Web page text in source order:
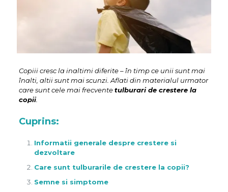
Copiii cresc la inaltimi diferite – în timp ce unii sunt mai
înalti, altii sunt mai scunzi. Aflati din materialul urmator
care sunt cele mai frecventetulburari de crestere la
copii.
Cuprins:
Informatii generale despre crestere si
dezvoltare
Care sunt tulburarile de crestere la copii?
Semne si simptome